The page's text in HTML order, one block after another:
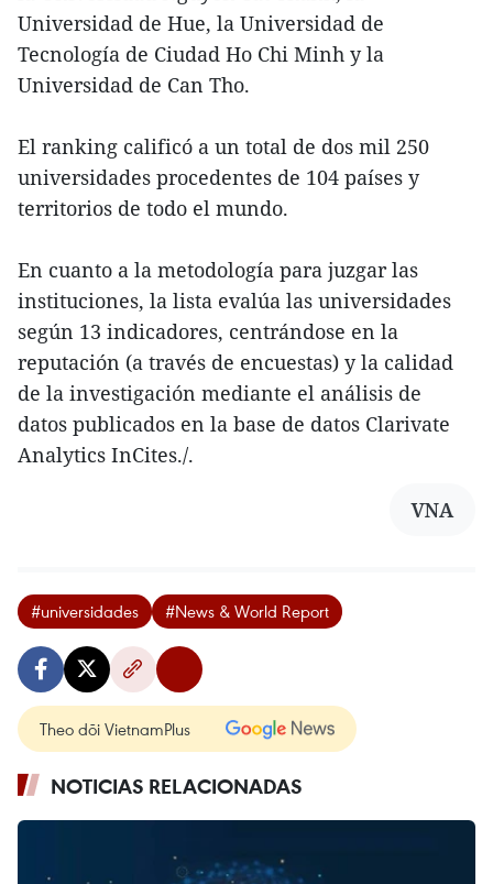
Universidad de Hue, la Universidad de
Tecnología de Ciudad Ho Chi Minh y la
Universidad de Can Tho.
El ranking calificó a un total de dos mil 250
universidades procedentes de 104 países y
territorios de todo el mundo.
En cuanto a la metodología para juzgar las
instituciones, la lista evalúa las universidades
según 13 indicadores, centrándose en la
reputación (a través de encuestas) y la calidad
de la investigación mediante el análisis de
datos publicados en la base de datos Clarivate
Analytics InCites./.
VNA
#universidades #News & World Report
Theo dõi VietnamPlus
NOTICIAS RELACIONADAS